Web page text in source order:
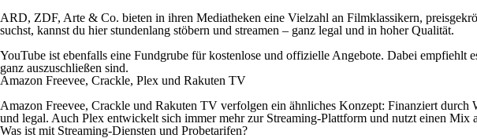
ARD, ZDF, Arte & Co. bieten in ihren Mediatheken eine Vielzahl an Filmklassikern,
suchst, kannst du hier stundenlang stöbern und streamen – ganz legal und in hoher Qualität.
YouTube ist ebenfalls eine Fundgrube für kostenlose und offizielle Angebote. Dabei empfiehlt
ganz auszuschließen sind.
Amazon Freevee, Crackle, Plex und Rakuten TV
Amazon Freevee, Crackle und Rakuten TV verfolgen ein ähnliches Konzept: Finanziert
und legal. Auch Plex entwickelt sich immer mehr zur Streaming-Plattform und nutzt einen Mix
Was ist mit Streaming-Diensten und Probetarifen?